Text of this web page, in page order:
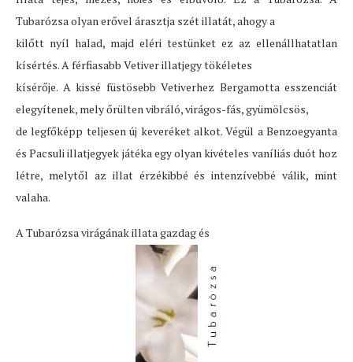
Tubarózsa olyan erővel árasztja szét illatát, ahogy a
kilőtt nyíl halad, majd eléri testünket ez az ellenállhatatlan
kísértés. A férfiasabb Vetiver illatjegy tökéletes
kísérője. A kissé füstösebb Vetiverhez Bergamotta esszenciát
elegyítenek, mely őrülten vibráló, virágos-fás, gyümölcsös,
de legfőképp teljesen új keveréket alkot. Végül a Benzoegyanta
és Pacsuli illatjegyek játéka egy olyan kivételes vaníliás duót hoz
létre, melytől az illat érzékibbé és intenzívebbé válik, mint
valaha.
A Tubarózsa virágának illata gazdag és